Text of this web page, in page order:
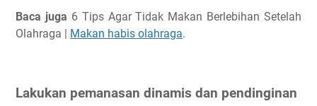
Baca juga 6 Tips Agar Tidak Makan Berlebihan Setelah
Olahraga | Makan habis olahraga.
Lakukan pemanasan dinamis dan pendinginan